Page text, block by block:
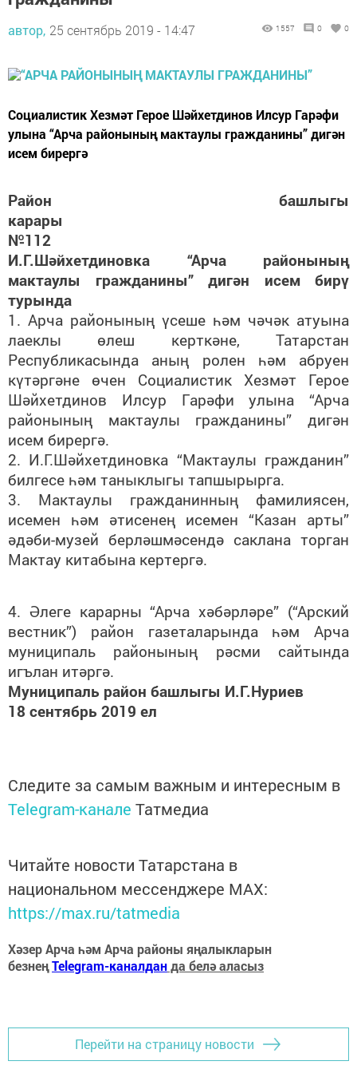
автор, 25 сентябрь 2019 - 14:47 1557 0 0
Социалистик Хезмәт Герое Шәйхетдинов Илсур Гарәфи
улына “Арча районының мактаулы гражданины” дигән
исем бирергә
Район башлыгы
карары
№112
И.Г.Шәйхетдиновка “Арча районының
мактаулы гражданины” дигән исем бирү
турында
1. Арча районының үсеше һәм чәчәк атуына
лаеклы өлеш керткәне, Татарстан
Республикасында аның ролен һәм абруен
күтәргәне өчен Социалистик Хезмәт Герое
Шәйхетдинов Илсур Гарәфи улына “Арча
районының мактаулы гражданины” дигән
исем бирергә.
2. И.Г.Шәйхетдиновка “Мактаулы гражданин”
билгесе һәм таныклыгы тапшырырга.
3. Мактаулы гражданинның фамилиясен,
исемен һәм әтисенең исемен “Казан арты”
әдәби-музей берләшмәсендә саклана торган
Мактау китабына кертергә.
4. Әлеге карарны “Арча хәбәрләре” (“Арский
вестник”) район газеталарында һәм Арча
муниципаль районының рәсми сайтында
игълан итәргә.
Муниципаль район башлыгы И.Г.Нуриев
18 сентябрь 2019 ел
Следите за самым важным и интересным в
Telegram-канале Татмедиа
Читайте новости Татарстана в
национальном мессенджере MАХ:
https://max.ru/tatmedia
Хәзер Арча һәм Арча районы яңалыкларын
безнеңTelegram-каналданда белә аласыз
Перейти на страницу новости